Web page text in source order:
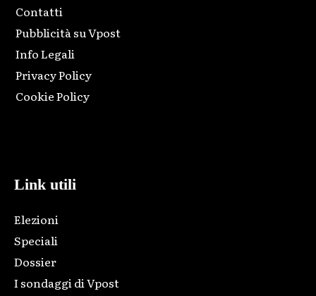
Contatti
Pubblicità su Vpost
Info Legali
Privacy Policy
Cookie Policy
Link utili
Elezioni
Speciali
Dossier
I sondaggi di Vpost